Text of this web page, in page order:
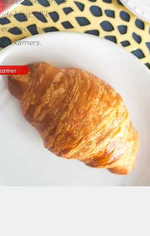
Vest. Klik
voor meer
kamers.